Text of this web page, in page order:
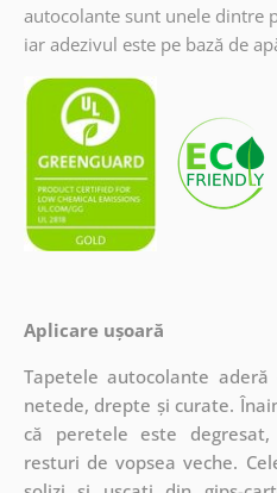
autocolante sunt unele dintre
iar adezivul este pe bază de
Aplicare ușoară
Tapetele autocolante
netede, drepte și curate.
că peretele este
resturi de vopsea veche.